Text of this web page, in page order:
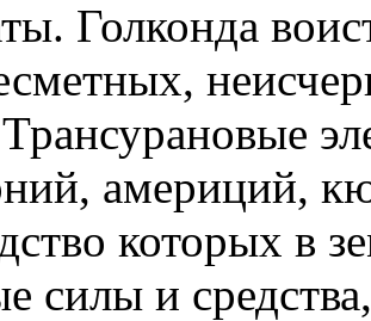
Голконда
америций,
которых в
силы и